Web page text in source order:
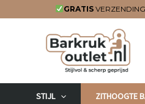
GRATIS
STIJL ZITHOOGTE